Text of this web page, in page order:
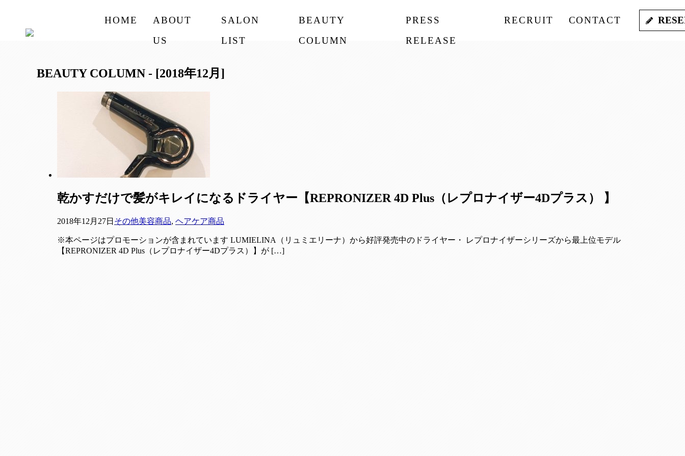
HOME
ABOUT
US
SALON
LIST
BEAUTY
COLUMN
PRESS
RELEASE
RECRUIT CONTACT
BEAUTY COLUMN - [2018年12月]
乾かすだけで髪がキレイになるドライヤー【REPRONIZER 4D Plus（レプロナイザー4Dプラス） 】
2018年12月27日 その他美容商品, ヘアケア商品
※本ページはプロモーションが含まれています LUMIELINA（リュミエリーナ）から好評発売中のドライヤー・ レプロナイザーシリーズから最上位モデル
【REPRONIZER 4D Plus（レプロナイザー4Dプラス）】が […]